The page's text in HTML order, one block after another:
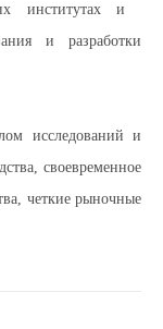
институтах и
и разработки
исследований и
своевременное
четкие рыночные